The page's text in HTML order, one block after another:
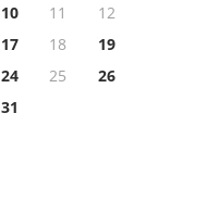
10 11
12
17 18
19
24 25
26
31